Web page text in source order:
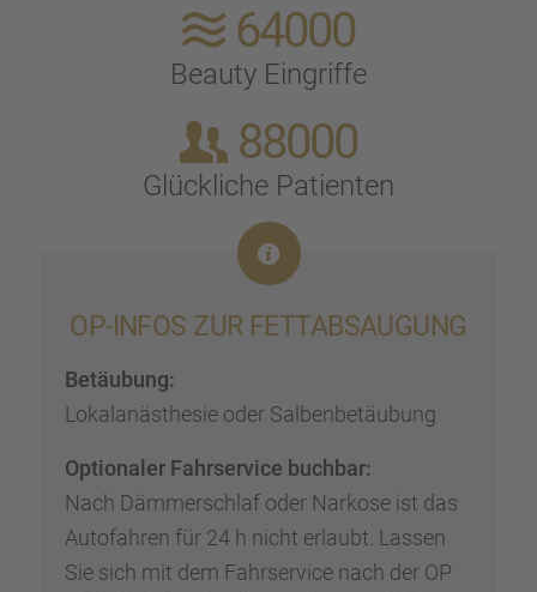
64000
Beauty Eingriffe
88000
Glück­li­che Patien­ten
OP-INFOS ZUR FETTAB­SAU­GUNG
Betäu­bung:
Lokal­an­äs­the­sie oder Salben­be­täu­bung
Optio­na­ler Fahrser­vice buchbar:
Nach Dämmer­schlaf oder Narkose ist das
Autofah­ren für 24 h nicht erlaubt. Lassen
Sie sich mit dem Fahrser­vice nach der OP